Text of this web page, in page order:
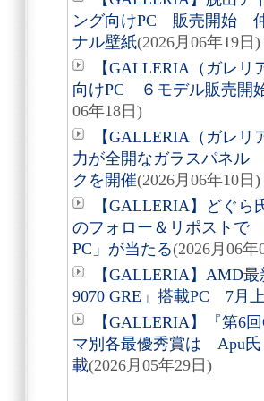
ング向けPC 販売開始
ナル壁紙(2026月06年19日)
【GALLERIA（ガレ
向けPC ６モデル販売開
06年18日)
【GALLERIA（ガレ
力が全開なガラスパネ
クを開催(2026月06年10日)
【GALLERIA】どぐ
のフォロー＆リポストで
PC」が当たる(2026月06年
【GALLERIA】AMD
9070 GRE」搭載PC 7月
【GALLERIA】『第6
マ別各最優秀賞は Apu
載(2026月05年29日)